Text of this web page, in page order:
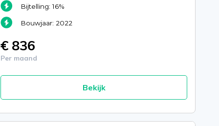
Bijtelling: 16%
Bouwjaar: 2022
€ 836
Per maand
Bekijk